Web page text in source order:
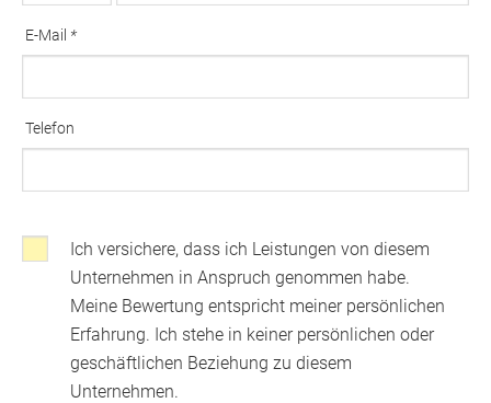
E-Mail *
Telefon
Klicken, wenns Sie mit den folgenden Bedingungen einverstanden
Ich versichere, dass ich Leistungen von diesem
Unternehmen in Anspruch genommen habe.
Meine Bewertung entspricht meiner persönlichen
Erfahrung. Ich stehe in keiner persönlichen oder
geschäftlichen Beziehung zu diesem
Unternehmen.